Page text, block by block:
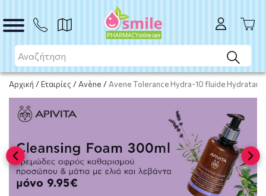
Αρχική /Εταιρίες / Avène / Avene Tolerance Hydra-10 fluide
ΑΓΟΡΑ